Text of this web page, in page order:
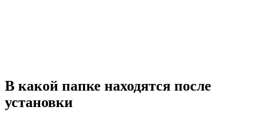
В какой папке находятся после
установки